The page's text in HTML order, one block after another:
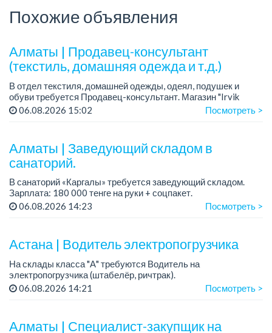
Похожие объявления
Алматы | Продавец-консультант
(текстиль, домашняя одежда и т.д.)
В отдел текстиля, домашней одежды, одеял, подушек и
обуви требуется Продавец-консультант. Магазин "Irvik
Home".
06.08.2026 15:02 Посмотреть >
Алматы | Заведующий складом в
санаторий.
В санаторий «Каргалы» требуется заведующий складом.
Зарплата: 180 000 тенге на руки + соцпакет.
График работы: 2/2.
06.08.2026 14:23 Посмотреть >
Астана | Водитель электропогрузчика
На склады класса "А" требуются Водитель на
электропогрузчика (штабелёр, ричтрак).
График работы: 2/2, сменный.
06.08.2026 14:21 Посмотреть >
Алматы | Специалист-закупщик на